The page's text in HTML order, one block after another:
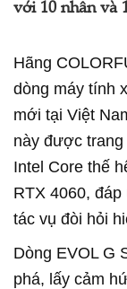
với 10 nhân và
Hãng
dòng máy tính
mới tại Việt
này được
Intel Core thế
RTX 4060,
tác vụ đòi hỏi
Dòng EVOL G
phá, lấy cảm